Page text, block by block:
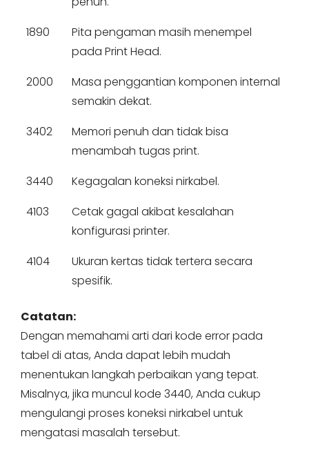
1890
Pita pengaman masih menempel
pada Print Head.
2000
Masa penggantian komponen internal
semakin dekat.
3402
Memori penuh dan tidak bisa
menambah tugas print.
3440
Kegagalan koneksi nirkabel.
4103
Cetak gagal akibat kesalahan
konfigurasi printer.
4104
Ukuran kertas tidak tertera secara
spesifik.
Catatan:
Dengan memahami arti dari kode error pada
tabel di atas, Anda dapat lebih mudah
menentukan langkah perbaikan yang tepat.
Misalnya, jika muncul kode 3440, Anda cukup
mengulangi proses koneksi nirkabel untuk
mengatasi masalah tersebut.